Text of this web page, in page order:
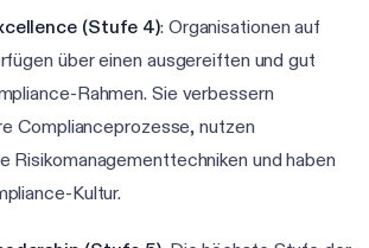
(Stufe 4): Organisationen auf
über einen ausgereiften und gut
Rahmen. Sie verbessern
Complianceprozesse, nutzen
Risikomanagementtechniken und haben
Kultur.